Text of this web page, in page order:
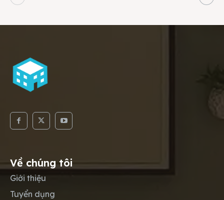
Về chúng tôi
Giới thiệu
Tuyển dụng